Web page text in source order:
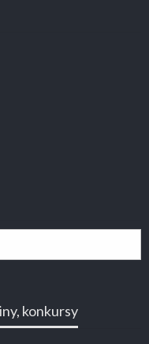
konkursy